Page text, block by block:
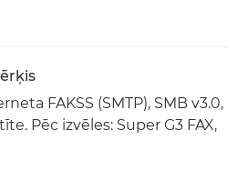
FAKSS (SMTP), SMB v3.0,
Pēc izvēles: Super G3 FAX,